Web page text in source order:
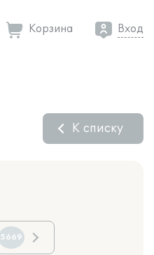
Корзина Вход
К списку
5669